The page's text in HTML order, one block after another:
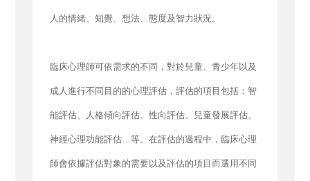
人的情緒、知覺、想法、態度及智力狀況。
臨床心理師可依需求的不同，對於兒童、青少年以及
成人進行不同目的的心理評估，評估的項目包括：智
能評估、人格傾向評估、性向評估、兒童發展評估、
神經心理功能評估…等。在評估的過程中，臨床心理
師會依據評估對象的需要以及評估的項目而選用不同